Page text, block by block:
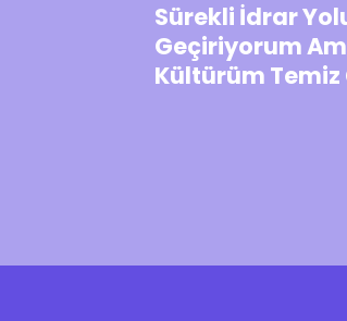
Sürekli İdrar
Geçiriyorum
Kültürüm Temiz